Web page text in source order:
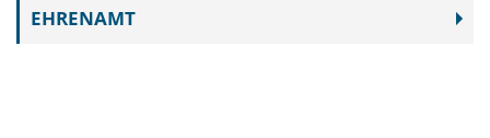
EHRENAMT